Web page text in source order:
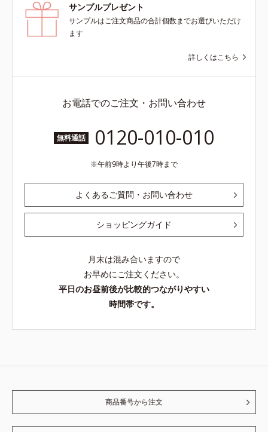
サンプルプレゼント
サンプルはご注文商品の合計個数までお選びいただけ
ます
詳しくはこちら
お電話でのご注文・お問い合わせ
無料通話 0120-010-010
午前9時より午後7時まで
よくあるご質問・お問い合わせ
ショッピングガイド
月末は混み合いますので
お早めにご注文ください。
平日のお昼前後が比較的つながりやすい
時間帯です。
商品番号から注文